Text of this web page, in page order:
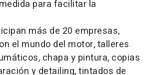
para facilitar la
más de 20 empresas,
el mundo del motor, talleres
chapa y pintura, copias
y detailing, tintados de